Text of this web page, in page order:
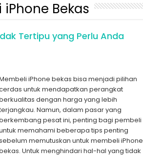
Bekas
Tertipu yang Perlu Anda
iPhone bekas bisa menjadi pilihan
untuk mendapatkan perangkat
dengan harga yang lebih
Namun, dalam pasar yang
pesat ini, penting bagi pembeli
memahami beberapa tips penting
memutuskan untuk membeli iPhone
Untuk menghindari hal-hal yang tidak